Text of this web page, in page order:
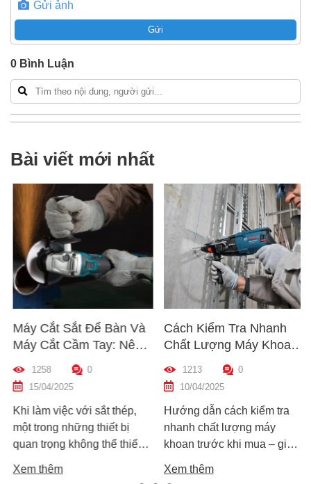
Gửi ảnh
Gửi
0 Bình Luận
Bài viết mới nhất
Máy Cắt Sắt Để Bàn Và
Máy Cắt Cầm Tay: Nên
Chọn Loại Nào Phù Hợp
Nhất?
1258
0
15/04/2025
Khi làm việc với sắt thép,
một trong những thiết bị
quan trọng không thể thiếu
nhiên, trên thị trường hiện
Xem thêm
Cách Kiểm Tra Nhanh
Chất Lượng Máy Khoan
Trước Khi Mua – Hướng
Dẫn Chi Tiết Cho Người
Mới
1213
0
10/04/2025
Hướng dẫn cách kiểm tra
nhanh chất lượng máy
khoan trước khi mua – giúp
tốt, bền, hoạt động ổn định,
Xem thêm